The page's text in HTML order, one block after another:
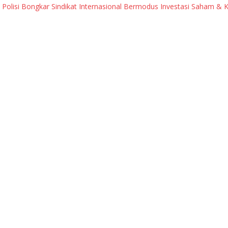
Bongkar Sindikat Internasional Bermodus Investasi Saham &